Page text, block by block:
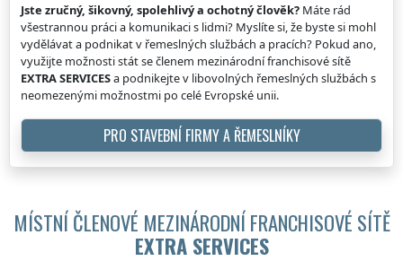
Jste zručný, šikovný, spolehlivý a ochotný člověk? Máte rád
všestrannou práci a komunikaci s lidmi? Myslíte si, že byste si mohl
vydělávat a podnikat v řemeslných službách a pracích? Pokud ano,
využijte možnosti stát se členem mezinárodní franchisové sítě
EXTRA SERVICESa podnikejte v libovolných řemeslných službách s
neomezenými možnostmi po celé Evropské unii.
PRO STAVEBNÍ FIRMY A ŘEMESLNÍKY
MÍSTNÍ ČLENOVÉ MEZINÁRODNÍ FRANCHISOVÉ SÍTĚ
EXTRA SERVICES